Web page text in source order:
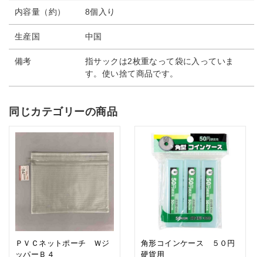
内容量（約） 8個入り
生産国 中国
備考
指サックは2枚重なって袋に入っていま
す。使い捨て商品です。
同じカテゴリーの商品
ＰＶＣネットポーチ Ｗジ
ッパーＢ４
角形コインケース ５０円
硬貨用